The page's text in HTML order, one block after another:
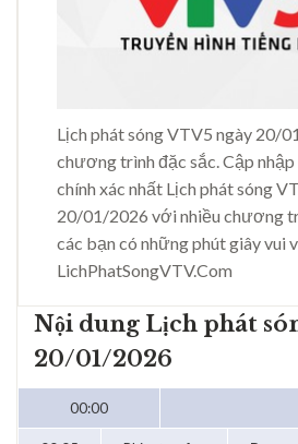
Lịch phát sóng VTV5 ngày 20/
chương trình đặc sắc. Cập nhập
chính xác nhất Lịch phát sóng
20/01/2026 với nhiều chương
các bạn có những phút giây vui
LichPhatSongVTV.Com
Nội dung Lịch phát
20/01/2026
00:00